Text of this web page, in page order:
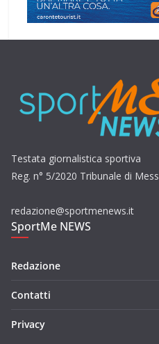
Testata giornalistica sportiva
Reg. n° 5/2020 Tribunale di
redazione@sportmenews.it
SportMe NEWS
Redazione
Contatti
Privacy